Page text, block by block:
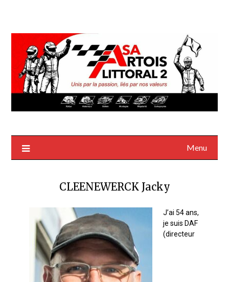
Menu
CLEENEWERCK Jacky
J’ai 54 ans,
je suis DAF
(directeur